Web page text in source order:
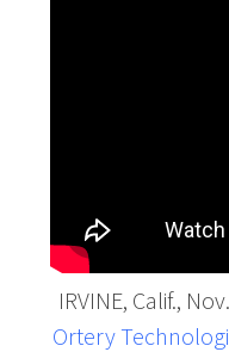
IRVINE, Calif.,
Ortery